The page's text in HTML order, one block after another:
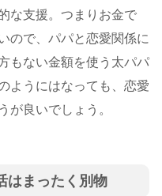
な支援。つまりお金で
ので、パパと恋愛関係に
もない金額を使う太パパ
ようにはなっても、恋愛
が良いでしょう。
はまったく別物